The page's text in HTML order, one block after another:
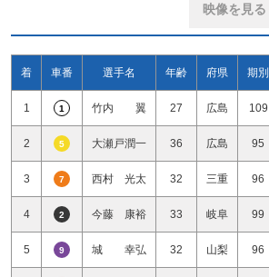
映像を見る
着 車番 選手名 年齢 府県 期別
1 1 竹内 翼 27 広島 109
2 5 大瀬戸潤一 36 広島 95
3 7 西村 光太 32 三重 96
4 2 今藤 康裕 33 岐阜 99
5 9 城 幸弘 32 山梨 96